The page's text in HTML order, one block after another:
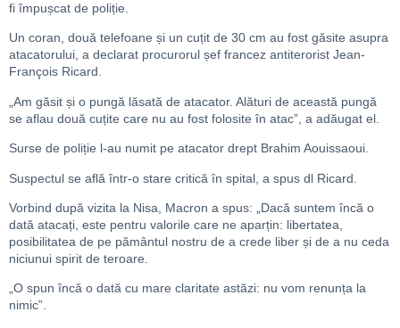
fi împușcat de poliție.
Un coran, două telefoane și un cuțit de 30 cm au fost găsite asupra
atacatorului, a declarat procurorul șef francez antiterorist Jean-
François Ricard.
„Am găsit și o pungă lăsată de atacator. Alături de această pungă
se aflau două cuțite care nu au fost folosite în atac”, a adăugat el.
Surse de poliție l-au numit pe atacator drept Brahim Aouissaoui.
Suspectul se află într-o stare critică în spital, a spus dl Ricard.
Vorbind după vizita la Nisa, Macron a spus: „Dacă suntem încă o
dată atacați, este pentru valorile care ne aparțin: libertatea,
posibilitatea de pe pământul nostru de a crede liber și de a nu ceda
niciunui spirit de teroare.
„O spun încă o dată cu mare claritate astăzi: nu vom renunța la
nimic”.